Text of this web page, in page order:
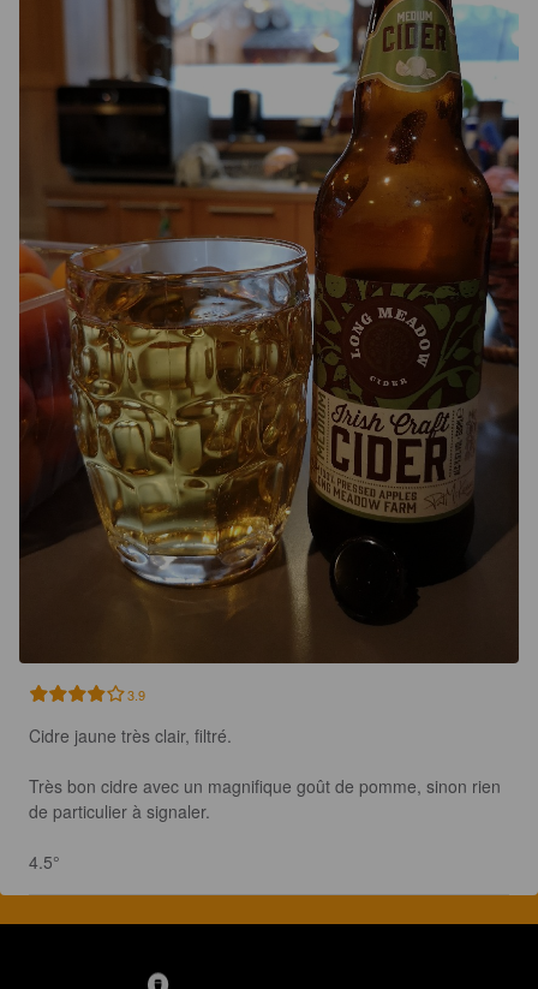
3.9
Cidre jaune très clair, filtré.
Très bon cidre avec un magnifique goût de pomme, sinon rien
de particulier à signaler.
4.5°